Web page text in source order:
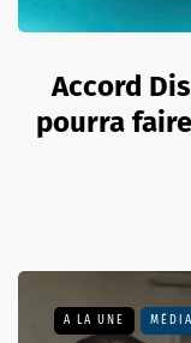
Accord
pourra
A LA UNE